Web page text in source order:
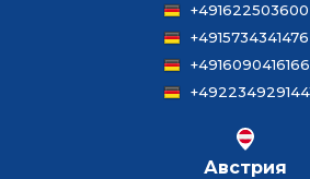
+491622503600
+4915734341476
+4916090416166
Австрия